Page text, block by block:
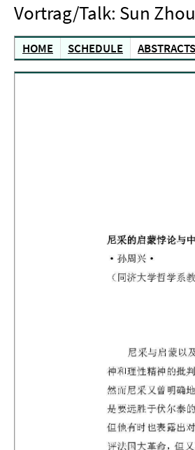
Vortrag/Talk: Sun
HOME SCHEDULE ABSTRACTS